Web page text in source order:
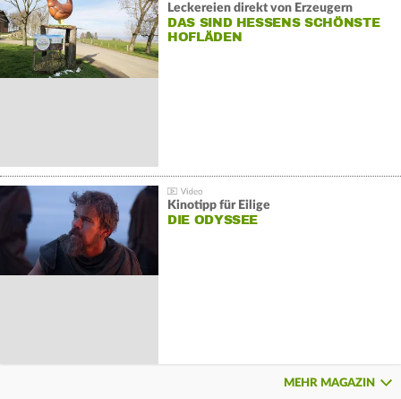
Leckereien direkt von Erzeugern
DAS SIND HESSENS SCHÖNSTE
HOFLÄDEN
Kinotipp für Eilige
DIE ODYSSEE
MEHR MAGAZIN